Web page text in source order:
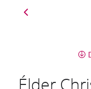
Élder